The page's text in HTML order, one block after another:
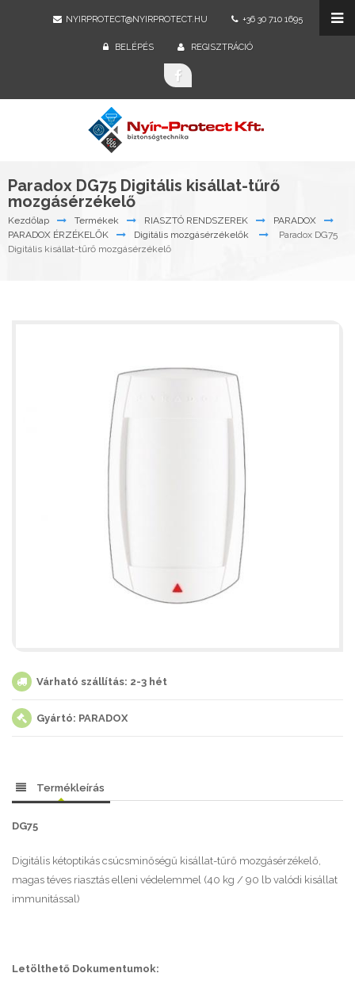
NYIRPROTECT@NYIRPROTECT.HU +36 30 710 1695
BELÉPÉS REGISZTRÁCIÓ
Paradox DG75 Digitális kisállat-tűrő
mozgásérzékelő
Kezdőlap Termékek RIASZTÓ RENDSZEREK
PARADOX
PARADOX ÉRZÉKELŐK
Digitális mozgásérzékelők
Paradox DG75
Digitális kisállat-tűrő mozgásérzékelő
Várható szállítás: 2-3 hét
Gyártó: PARADOX
Termékleírás
DG75
Digitális kétoptikás csúcsminőségű kisállat-tűrő mozgásérzékelő,
magas téves riasztás elleni védelemmel (40 kg / 90 lb valódi kisállat
immunitással)
Letölthető Dokumentumok: